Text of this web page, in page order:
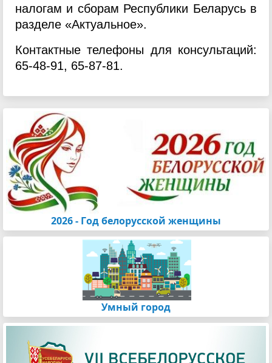
налогам и сборам Республики Беларусь в
разделе «Актуальное».
Контактные телефоны для консультаций:
65-48-91, 65-87-81.
2026 - Год белорусской женщины
Умный город